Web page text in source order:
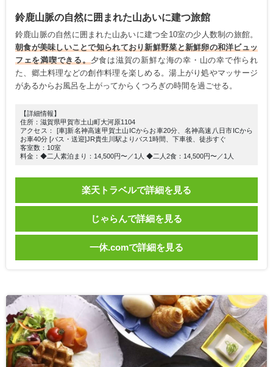
鈴鹿山脈の自然に囲まれた山あいに建つ旅館
鈴鹿山脈の自然に囲まれた山あいに建つ全10室の少人数制の旅館。
朝食が美味しいことで知られており新鮮野菜と新鮮卵の和洋ビュッ
フェを満喫できる。 夕食は滋賀の新鮮な海の幸・山の幸で作られ
た、郷土料理などの創作料理を楽しめる。湯上がり処やマッサージ
があるからお風呂を上がってからくつろぎの時間を過ごせる。
【詳細情報】
住所：滋賀県甲賀市土山町大河原1104
アクセス： [車]新名神高速甲賀土山ICからお車20分、名神高速八日市ICから
お車40分 [バス・送迎]JR貴生川駅よりバス1時間、下車後、徒歩すぐ
客室数：10室
料金：◆二人素泊まり：14,500円〜／1人 ◆二人2食：14,500円〜／1人
楽天トラベルで詳細を見る
じゃらんで詳細を見る
一休.comで詳細を見る